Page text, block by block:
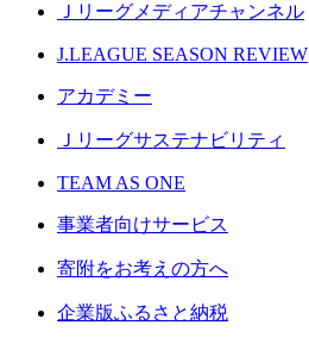
Ｊリーグメディアチャンネル
J.LEAGUE SEASON REVIEW
アカデミー
Ｊリーグサステナビリティ
TEAM AS ONE
事業者向けサービス
寄附をお考えの方へ
企業版ふるさと納税